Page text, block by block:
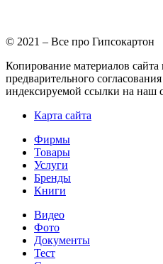
© 2021 – Все про Гипсокартон
Копирование материалов сайта
предварительного
индексируемой ссылки на наш
Карта сайта
Фирмы
Товары
Услуги
Бренды
Книги
Видео
Фото
Документы
Тест